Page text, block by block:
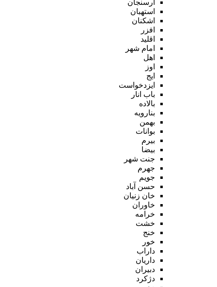
ارسنجان
استهبان
اشکنان
افزر
اقلید
امام شهر
اهل
اوز
ایج
ایزدخواست
باب انار
بالاده
بنارویه
بهمن
بوانات
بیرم
بیضا
جنت شهر
جهرم
جویم
حسن آباد
خان زنیان
خاوران
خرامه
خشت
خنج
خور
داراب
داریان
دبیران
دژکرد